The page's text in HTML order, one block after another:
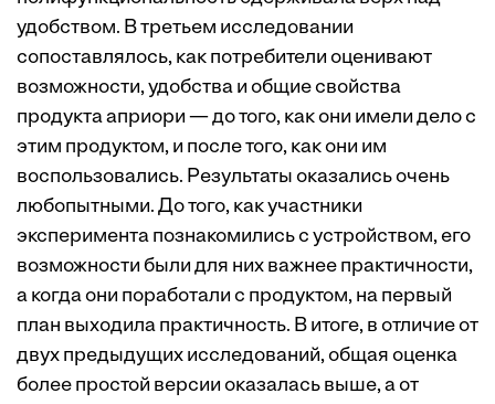
удобством. В третьем исследовании
сопоставлялось, как потребители оценивают
возможности, удобства и общие свойства
продукта априори — до того, как они имели дело с
этим продуктом, и после того, как они им
воспользовались. Результаты оказались очень
любопытными. До того, как участники
эксперимента познакомились с устройством, его
возможности были для них важнее практичности,
а когда они поработали с продуктом, на первый
план выходила практичность. В итоге, в отличие от
двух предыдущих исследований, общая оценка
более простой версии оказалась выше, а от